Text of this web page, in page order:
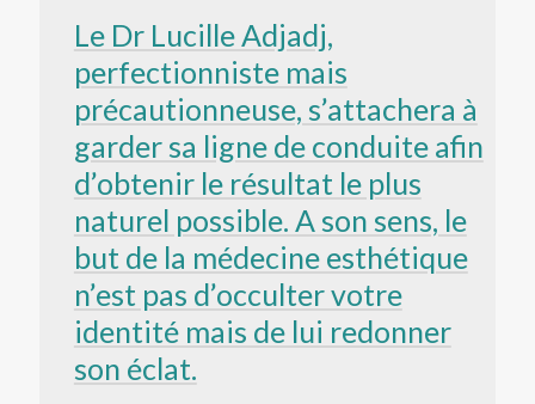
Le Dr Lucille Adjadj,
perfectionniste mais
précautionneuse, s’attachera à
garder sa ligne de conduite afin
d’obtenir le résultat le plus
naturel possible. A son sens, le
but de la médecine esthétique
n’est pas d’occulter votre
identité mais de lui redonner
son éclat.